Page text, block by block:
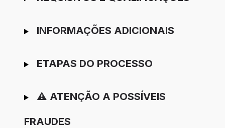
INFORMAÇÕES ADICIONAIS
ETAPAS DO PROCESSO
⚠️ ATENÇÃO A POSSÍVEIS
FRAUDES